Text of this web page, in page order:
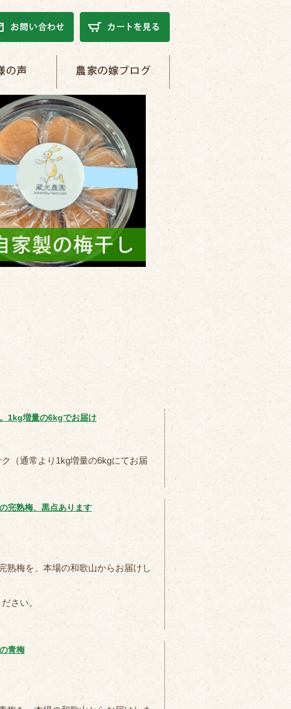
農家の嫁ブログ
1kg増量の6kgでお届け
（通常より1kg増量の6kgにてお届
完熟梅、黒点あります
熟梅を、本場の和歌山からお届けし
さい。
青梅